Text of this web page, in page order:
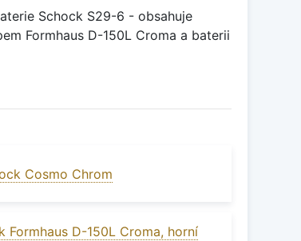
Schock S29-6 - obsahuje
Formhaus D-150L Croma a baterii
Cosmo Chrom
Formhaus D-150L Croma, horní